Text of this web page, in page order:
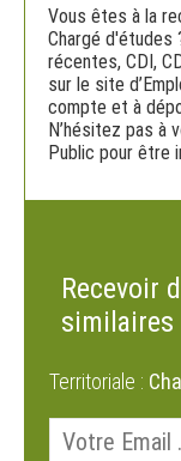
Vous êtes à la
Chargé d'études
récentes, CDI,
sur le site
compte et à
N’hésitez pas à
Public pour être
Recevoir
similaires
Territoriale :